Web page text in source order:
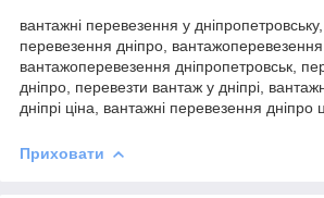
вантажні перевезення у
перевезення дніпро, вантажоперевезення
вантажоперевезення дніпропетровськ,
дніпро, перевезти вантаж у дніпрі,
дніпрі ціна, вантажні перевезення дніпро
Приховати